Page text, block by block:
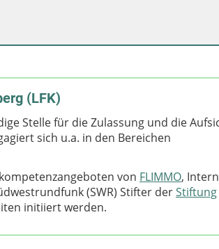
(LFK)
Stelle für die Zulassung und die
sich u.a. in den Bereichen
von FLIMMO,
(SWR) Stifter derStiftung
initiiert werden.